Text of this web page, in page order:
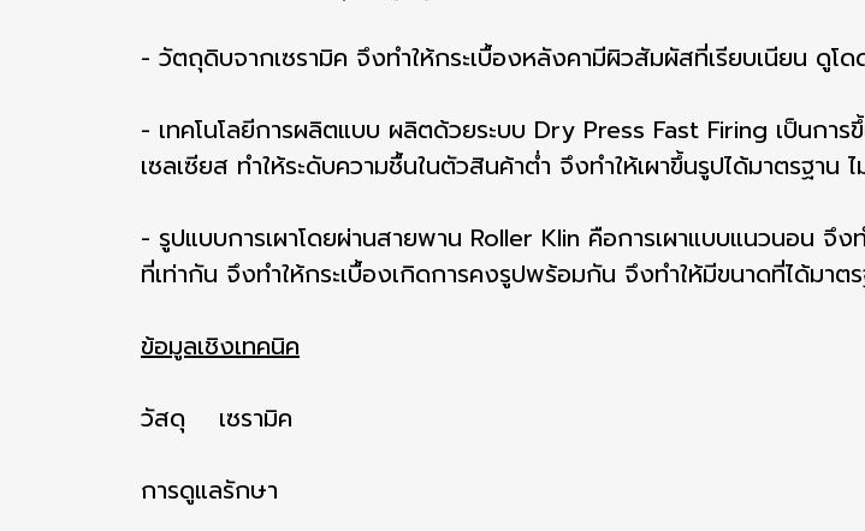
- วัตถุดิบจากเซรามิค จึงทำให้กระเบื้องหลังคามีผิวสัมผัสที่เรียบเนียน ดู
- เทคโนโลยีการผลิตแบบ ผลิตด้วยระบบ Dry Press Fast Firing เป็นกา
เซลเซียส ทำให้ระดับความชื้นในตัวสินค้าต่ำ จึงทำให้เผาขึ้นรูปได้มาตรฐาน
- รูปแบบการเผาโดยผ่านสายพาน Roller Klin คือการเผาแบบแนวนอน จึ
ที่เท่ากัน จึงทำให้กระเบื้องเกิดการคงรูปพร้อมกัน จึงทำให้มีขนาดที่ได้มา
ข้อมูลเชิงเทคนิค
วัสดุ เซรามิค
การดูแลรักษา